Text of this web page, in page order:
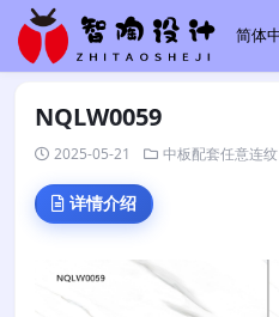
NQLW0059
2025-05-21 中板配套任意连纹
详情介绍